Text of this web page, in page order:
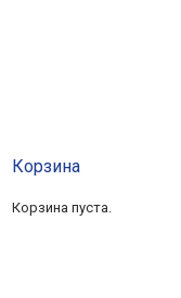
Корзина
Корзина пуста.